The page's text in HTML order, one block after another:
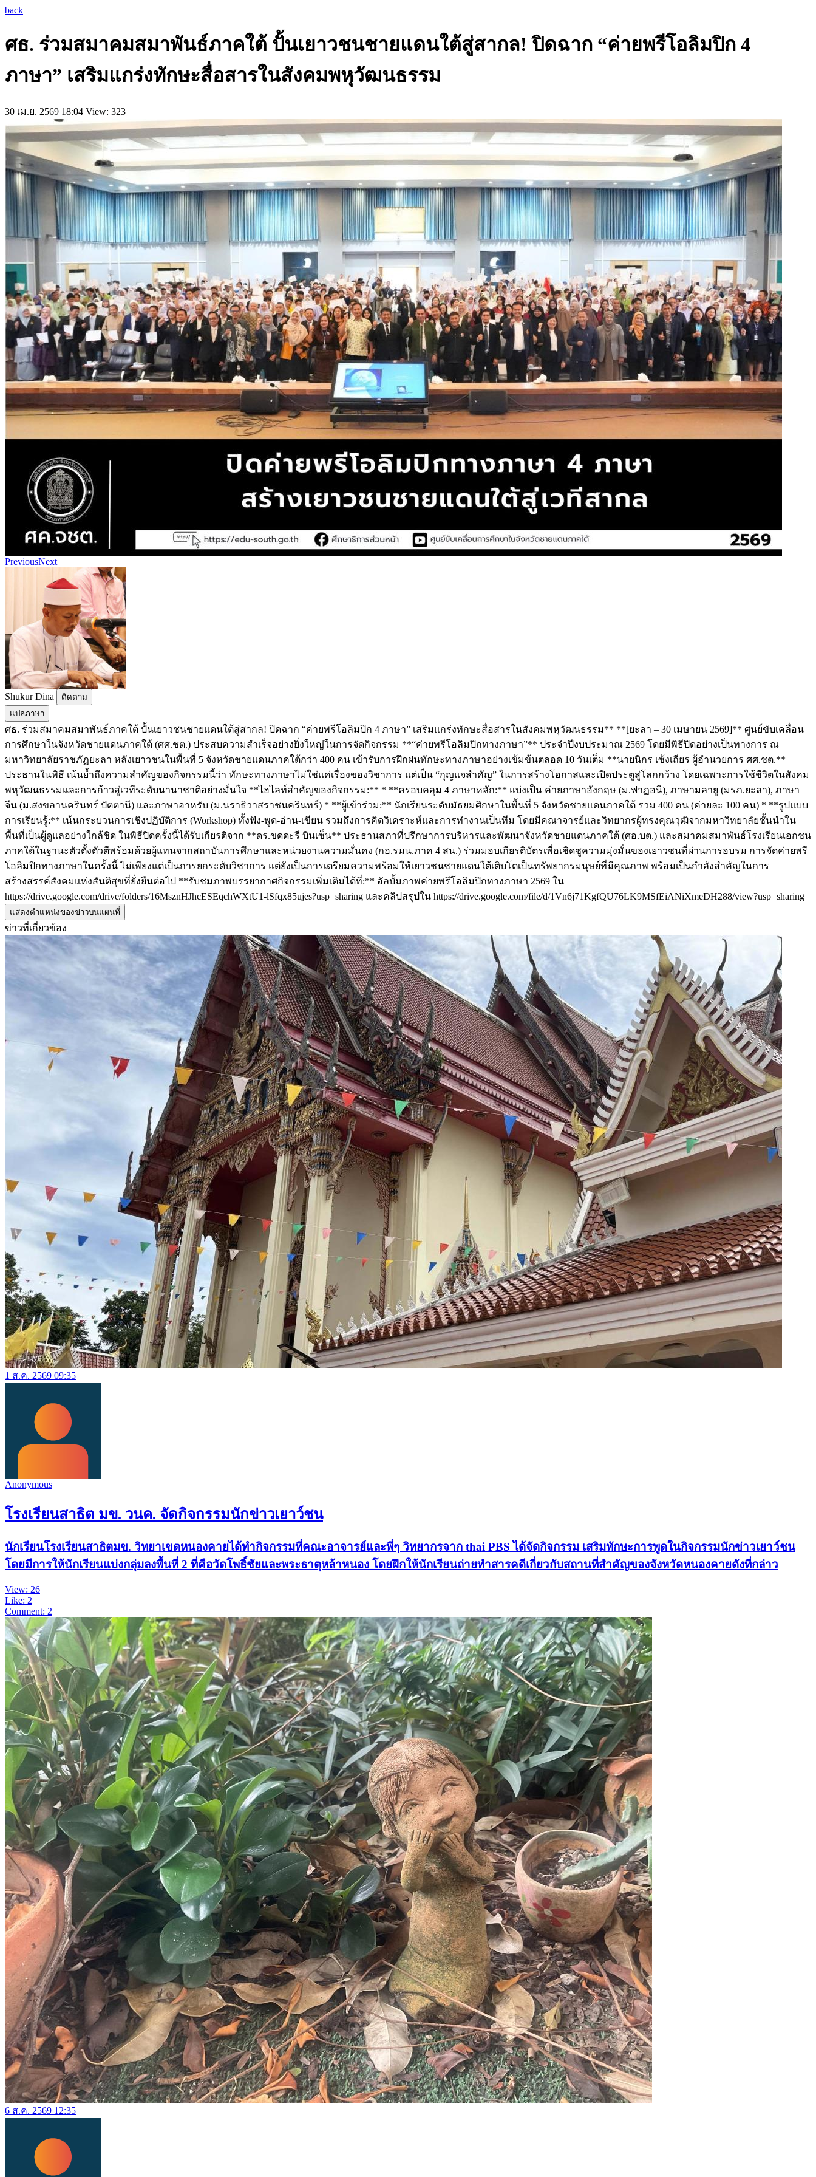
back
ศธ. ร่วมสมาคมสมาพันธ์ภาคใต้ ปั้นเยาวชนชายแดนใต้สู่สากล! ปิดฉาก “ค่ายพรีโอลิมปิก 4
ภาษา” เสริมแกร่งทักษะสื่อสารในสังคมพหุวัฒนธรรม
30 เม.ย. 2569 18:04 View: 323
PreviousNext
Shukur Dina
ติดตาม
แปลภาษา
ศธ. ร่วมสมาคมสมาพันธ์ภาคใต้ ปั้นเยาวชนชายแดนใต้สู่สากล! ปิดฉาก “ค่ายพรีโอลิมปิก 4 ภาษา” เสริมแกร่งทักษะสื่อสารในสังคมพหุวัฒนธรรม** **[ยะลา – 30 เมษายน 2569]** ศูนย์ขับเคลื่อน
การศึกษาในจังหวัดชายแดนภาคใต้ (ศศ.ชต.) ประสบความสำเร็จอย่างยิ่งใหญ่ในการจัดกิจกรรม **“ค่ายพรีโอลิมปิกทางภาษา”** ประจำปีงบประมาณ 2569 โดยมีพิธีปิดอย่างเป็นทางการ ณ
มหาวิทยาลัยราชภัฏยะลา หลังเยาวชนในพื้นที่ 5 จังหวัดชายแดนภาคใต้กว่า 400 คน เข้ารับการฝึกฝนทักษะทางภาษาอย่างเข้มข้นตลอด 10 วันเต็ม **นายนิกร เซ้งเถียร ผู้อำนวยการ ศศ.ชต.**
ประธานในพิธี เน้นย้ำถึงความสำคัญของกิจกรรมนี้ว่า ทักษะทางภาษาไม่ใช่แค่เรื่องของวิชาการ แต่เป็น “กุญแจสำคัญ” ในการสร้างโอกาสและเปิดประตูสู่โลกกว้าง โดยเฉพาะการใช้ชีวิตในสังคม
พหุวัฒนธรรมและการก้าวสู่เวทีระดับนานาชาติอย่างมั่นใจ **ไฮไลท์สำคัญของกิจกรรม:** * **ครอบคลุม 4 ภาษาหลัก:** แบ่งเป็น ค่ายภาษาอังกฤษ (ม.ฟาฏอนี), ภาษามลายู (มรภ.ยะลา), ภาษา
จีน (ม.สงขลานครินทร์ ปัตตานี) และภาษาอาหรับ (ม.นราธิวาสราชนครินทร์) * **ผู้เข้าร่วม:** นักเรียนระดับมัธยมศึกษาในพื้นที่ 5 จังหวัดชายแดนภาคใต้ รวม 400 คน (ค่ายละ 100 คน) * **รูปแบบ
การเรียนรู้:** เน้นกระบวนการเชิงปฏิบัติการ (Workshop) ทั้งฟัง-พูด-อ่าน-เขียน รวมถึงการคิดวิเคราะห์และการทำงานเป็นทีม โดยมีคณาจารย์และวิทยากรผู้ทรงคุณวุฒิจากมหาวิทยาลัยชั้นนำใน
พื้นที่เป็นผู้ดูแลอย่างใกล้ชิด ในพิธีปิดครั้งนี้ได้รับเกียรติจาก **ดร.ขดดะรี บินเซ็น** ประธานสภาที่ปรึกษาการบริหารและพัฒนาจังหวัดชายแดนภาคใต้ (ศอ.บต.) และสมาคมสมาพันธ์โรงเรียนเอกชน
ภาคใต้ในฐานะตัวตั้งตัวตีพร้อมด้วยผู้แทนจากสถาบันการศึกษาและหน่วยงานความมั่นคง (กอ.รมน.ภาค 4 สน.) ร่วมมอบเกียรติบัตรเพื่อเชิดชูความมุ่งมั่นของเยาวชนที่ผ่านการอบรม การจัดค่ายพรี
โอลิมปิกทางภาษาในครั้งนี้ ไม่เพียงแต่เป็นการยกระดับวิชาการ แต่ยังเป็นการเตรียมความพร้อมให้เยาวชนชายแดนใต้เติบโตเป็นทรัพยากรมนุษย์ที่มีคุณภาพ พร้อมเป็นกำลังสำคัญในการ
สร้างสรรค์สังคมแห่งสันติสุขที่ยั่งยืนต่อไป **รับชมภาพบรรยากาศกิจกรรมเพิ่มเติมได้ที่:** อัลบั้มภาพค่ายพรีโอลิมปิกทางภาษา 2569 ใน
https://drive.google.com/drive/folders/16MsznHJhcESEqchWXtU1-lSfqx85ujes?usp=sharing และคลิปสรุปใน https://drive.google.com/file/d/1Vn6j71KgfQU76LK9MSfEiANiXmeDH288/view?usp=sharing
แสดงตำแหน่งของข่าวบนแผนที่
ข่าวที่เกี่ยวข้อง
1 ส.ค. 2569 09:35
Anonymous
โรงเรียนสาธิต มข. วนค. จัดกิจกรรมนักข่าวเยาว์ชน
นักเรียนโรงเรียนสาธิตมข. วิทยาเขตหนองคายได้ทำกิจกรรมที่คณะอาจารย์และพี่ๆ วิทยากรจาก thai PBS ได้จัดกิจกรรม เสริมทักษะการพูดในกิจกรรมนักข่าวเยาว์ชน
โดยมีการให้นักเรียนแบ่งกลุ่มลงพื้นที่ 2 ที่คือวัดโพธิ์ชัยและพระธาตุหล้าหนอง โดยฝึกให้นักเรียนถ่ายทำสารคดีเกี่ยวกับสถานที่สำคัญของจังหวัดหนองคายดังที่กล่าว
View: 26
Like: 2
Comment: 2
6 ส.ค. 2569 12:35